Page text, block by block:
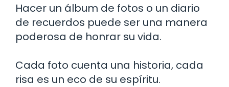
Hacer un álbum de fotos o un diario
de recuerdos puede ser una manera
poderosa de honrar su vida.
Cada foto cuenta una historia, cada
risa es un eco de su espíritu.